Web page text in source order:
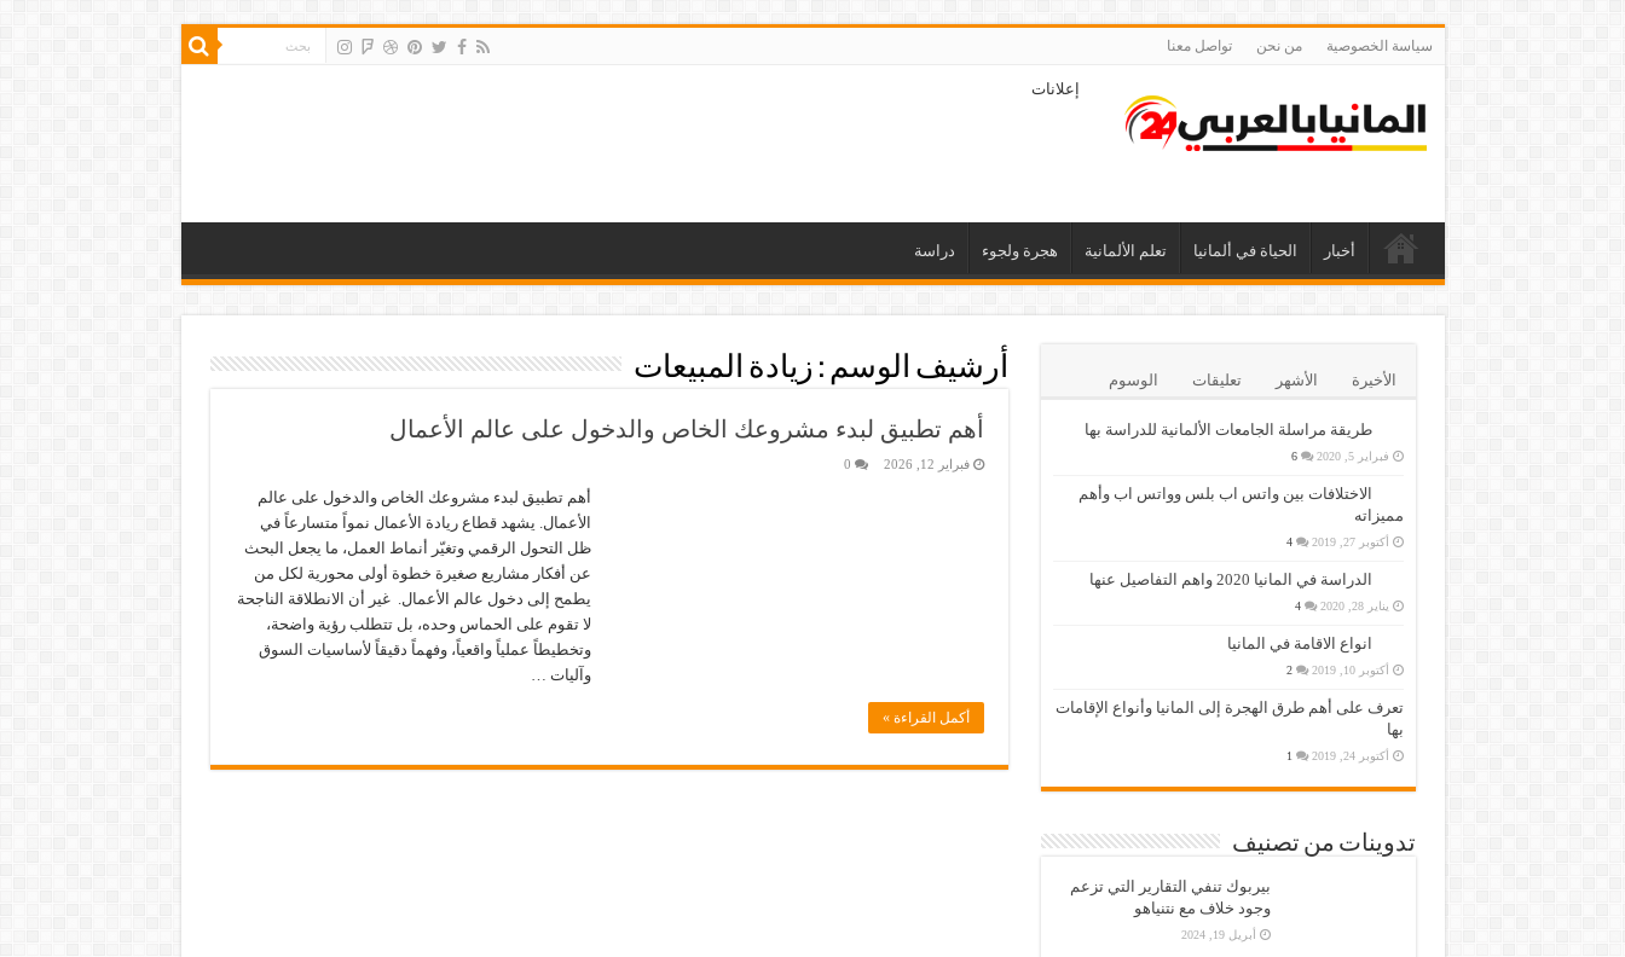
سياسة الخصوصية من نحن تواصل معنا
إعلانات
أخبار الحياة في ألمانيا تعلم الألمانية هجرة ولجوء دراسة
أرشيف الوسم : زيادة المبيعات
أهم تطبيق لبدء مشروعك الخاص والدخول على عالم الأعمال
فبراير 12, 2026 0
أهم تطبيق لبدء مشروعك الخاص والدخول على عالم
الأعمال. يشهد قطاع ريادة الأعمال نمواً متسارعاً في
ظل التحول الرقمي وتغيّر أنماط العمل، ما يجعل البحث
عن أفكار مشاريع صغيرة خطوة أولى محورية لكل من
يطمح إلى دخول عالم الأعمال. غير أن الانطلاقة الناجحة
لا تقوم على الحماس وحده، بل تتطلب رؤية واضحة،
وتخطيطاً عملياً واقعياً، وفهماً دقيقاً لأساسيات السوق
وآليات …
أكمل القراءة »
الأخيرة الأشهر تعليقات الوسوم
طريقة مراسلة الجامعات الألمانية للدراسة بها
فبراير 5, 2020 6
الاختلافات بين واتس اب بلس وواتس اب وأهم
مميزاته
أكتوبر 27, 2019 4
الدراسة في المانيا 2020 واهم التفاصيل عنها
يناير 28, 2020 4
انواع الاقامة في المانيا
أكتوبر 10, 2019 2
تعرف على أهم طرق الهجرة إلى المانيا وأنواع الإقامات
بها
أكتوبر 24, 2019 1
تدوينات من تصنيف
بيربوك تنفي التقارير التي تزعم
وجود خلاف مع نتنياهو
أبريل 19, 2024